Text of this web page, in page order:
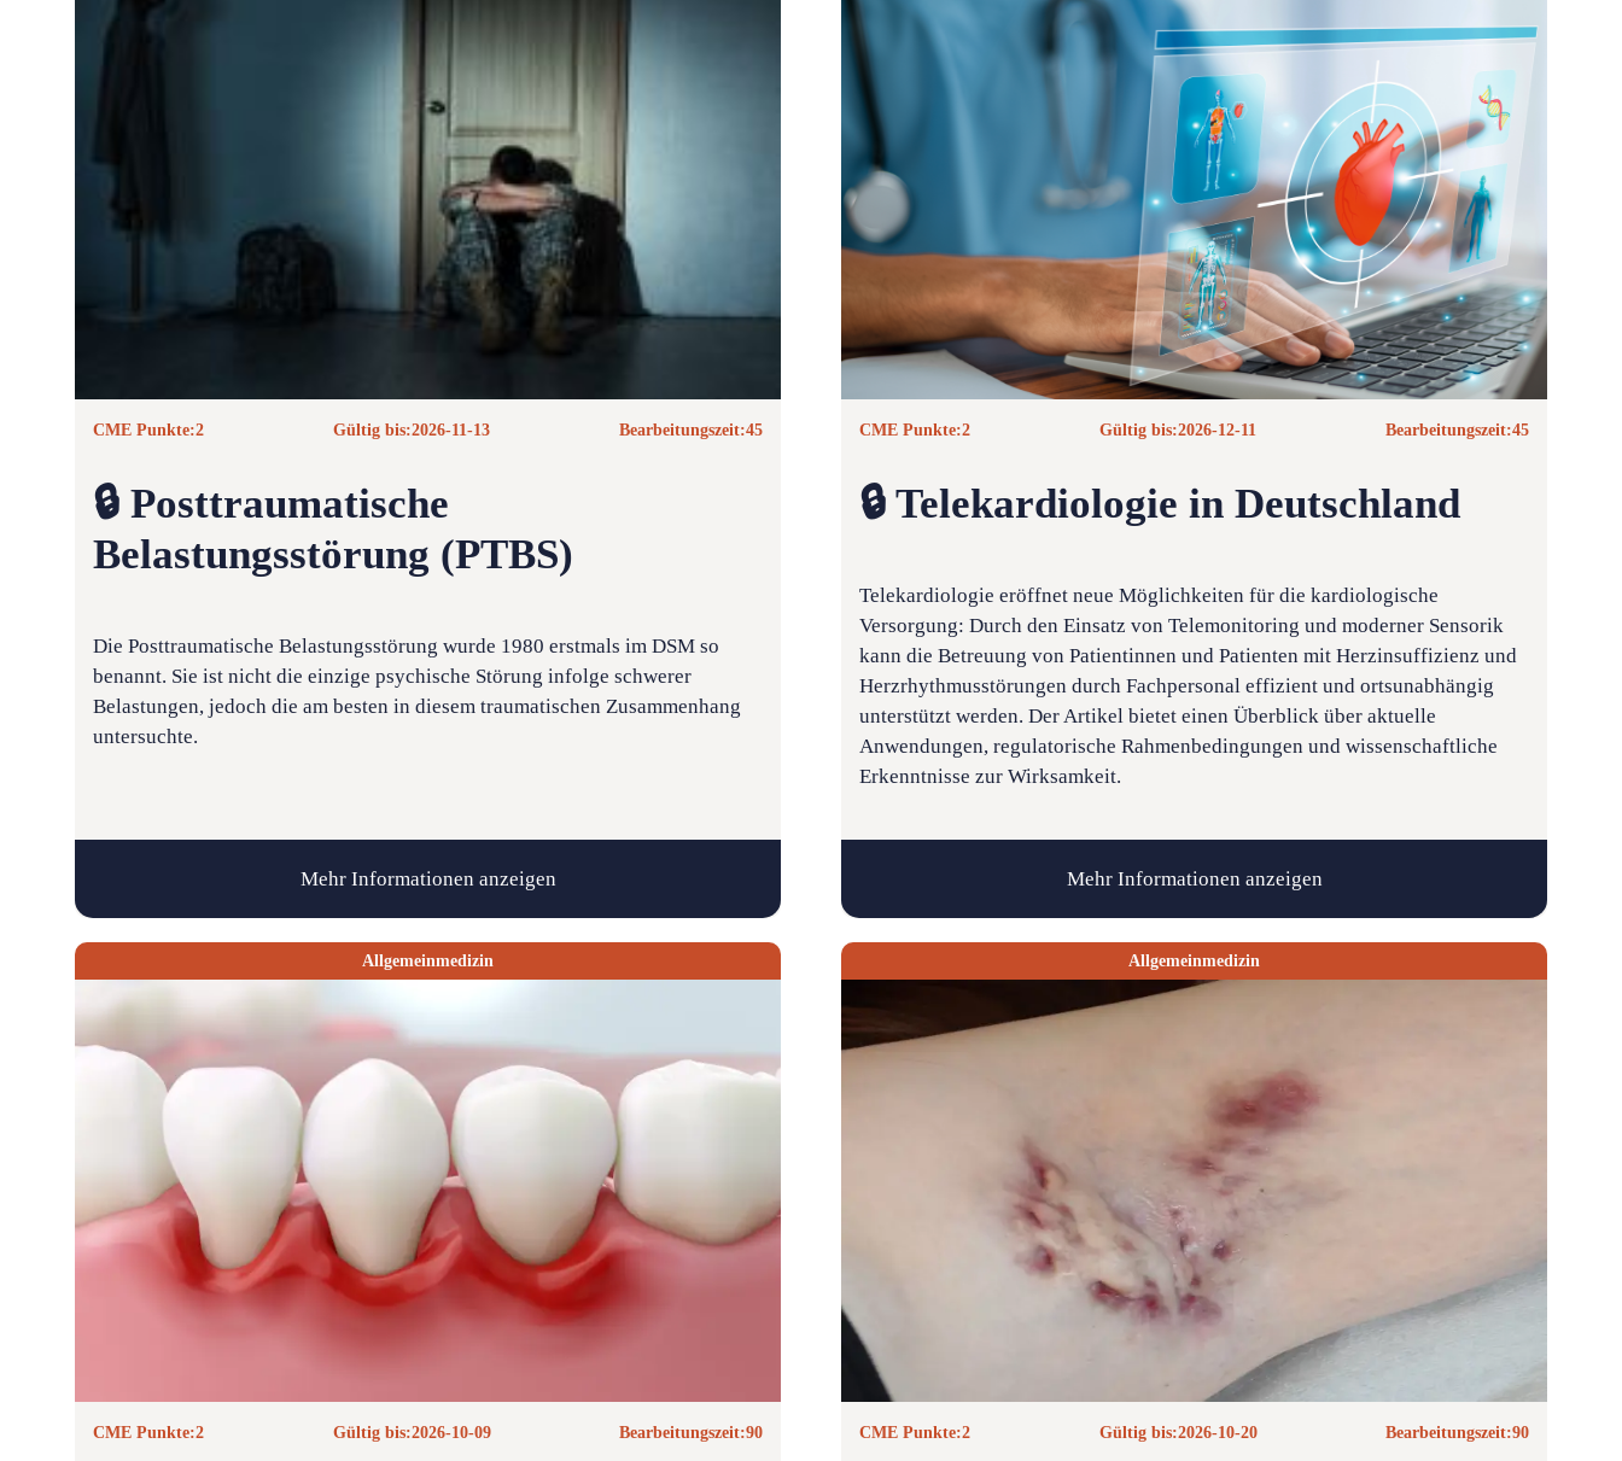
CME Punkte:2 Gültig bis:2026-11-13 Bearbeitungszeit:45
🔒 Posttraumatische
Belastungsstörung (PTBS)
Die Posttraumatische Belastungsstörung wurde 1980 erstmals im DSM so
benannt. Sie ist nicht die einzige psychische Störung infolge schwerer
Belastungen, jedoch die am besten in diesem traumatischen Zusammenhang
untersuchte.
Mehr Informationen anzeigen
CME Punkte:2 Gültig bis:2026-12-11 Bearbeitungszeit:45
🔒 Telekardiologie in Deutschland
Telekardiologie eröffnet neue Möglichkeiten für die kardiologische
Versorgung: Durch den Einsatz von Telemonitoring und moderner Sensorik
kann die Betreuung von Patientinnen und Patienten mit Herzinsuffizienz und
Herzrhythmusstörungen durch Fachpersonal effizient und ortsunabhängig
unterstützt werden. Der Artikel bietet einen Überblick über aktuelle
Anwendungen, regulatorische Rahmenbedingungen und wissenschaftliche
Erkenntnisse zur Wirksamkeit.
Mehr Informationen anzeigen
Allgemeinmedizin
CME Punkte:2 Gültig bis:2026-10-09 Bearbeitungszeit:90
Allgemeinmedizin
CME Punkte:2 Gültig bis:2026-10-20 Bearbeitungszeit:90